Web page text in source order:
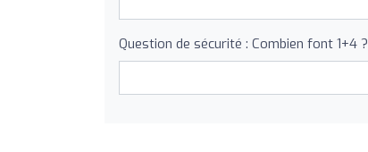
Question de sécurité : Combien font 1+4 ?